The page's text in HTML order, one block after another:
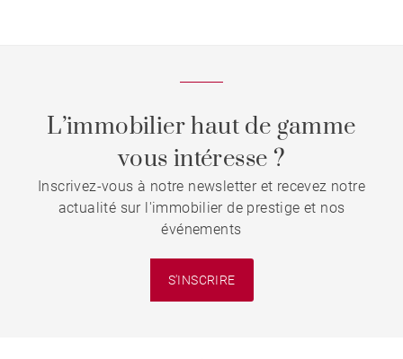
L’immobilier haut de gamme
vous intéresse ?
Inscrivez-vous à notre newsletter et recevez notre
actualité sur l'immobilier de prestige et nos
événements
S'INSCRIRE